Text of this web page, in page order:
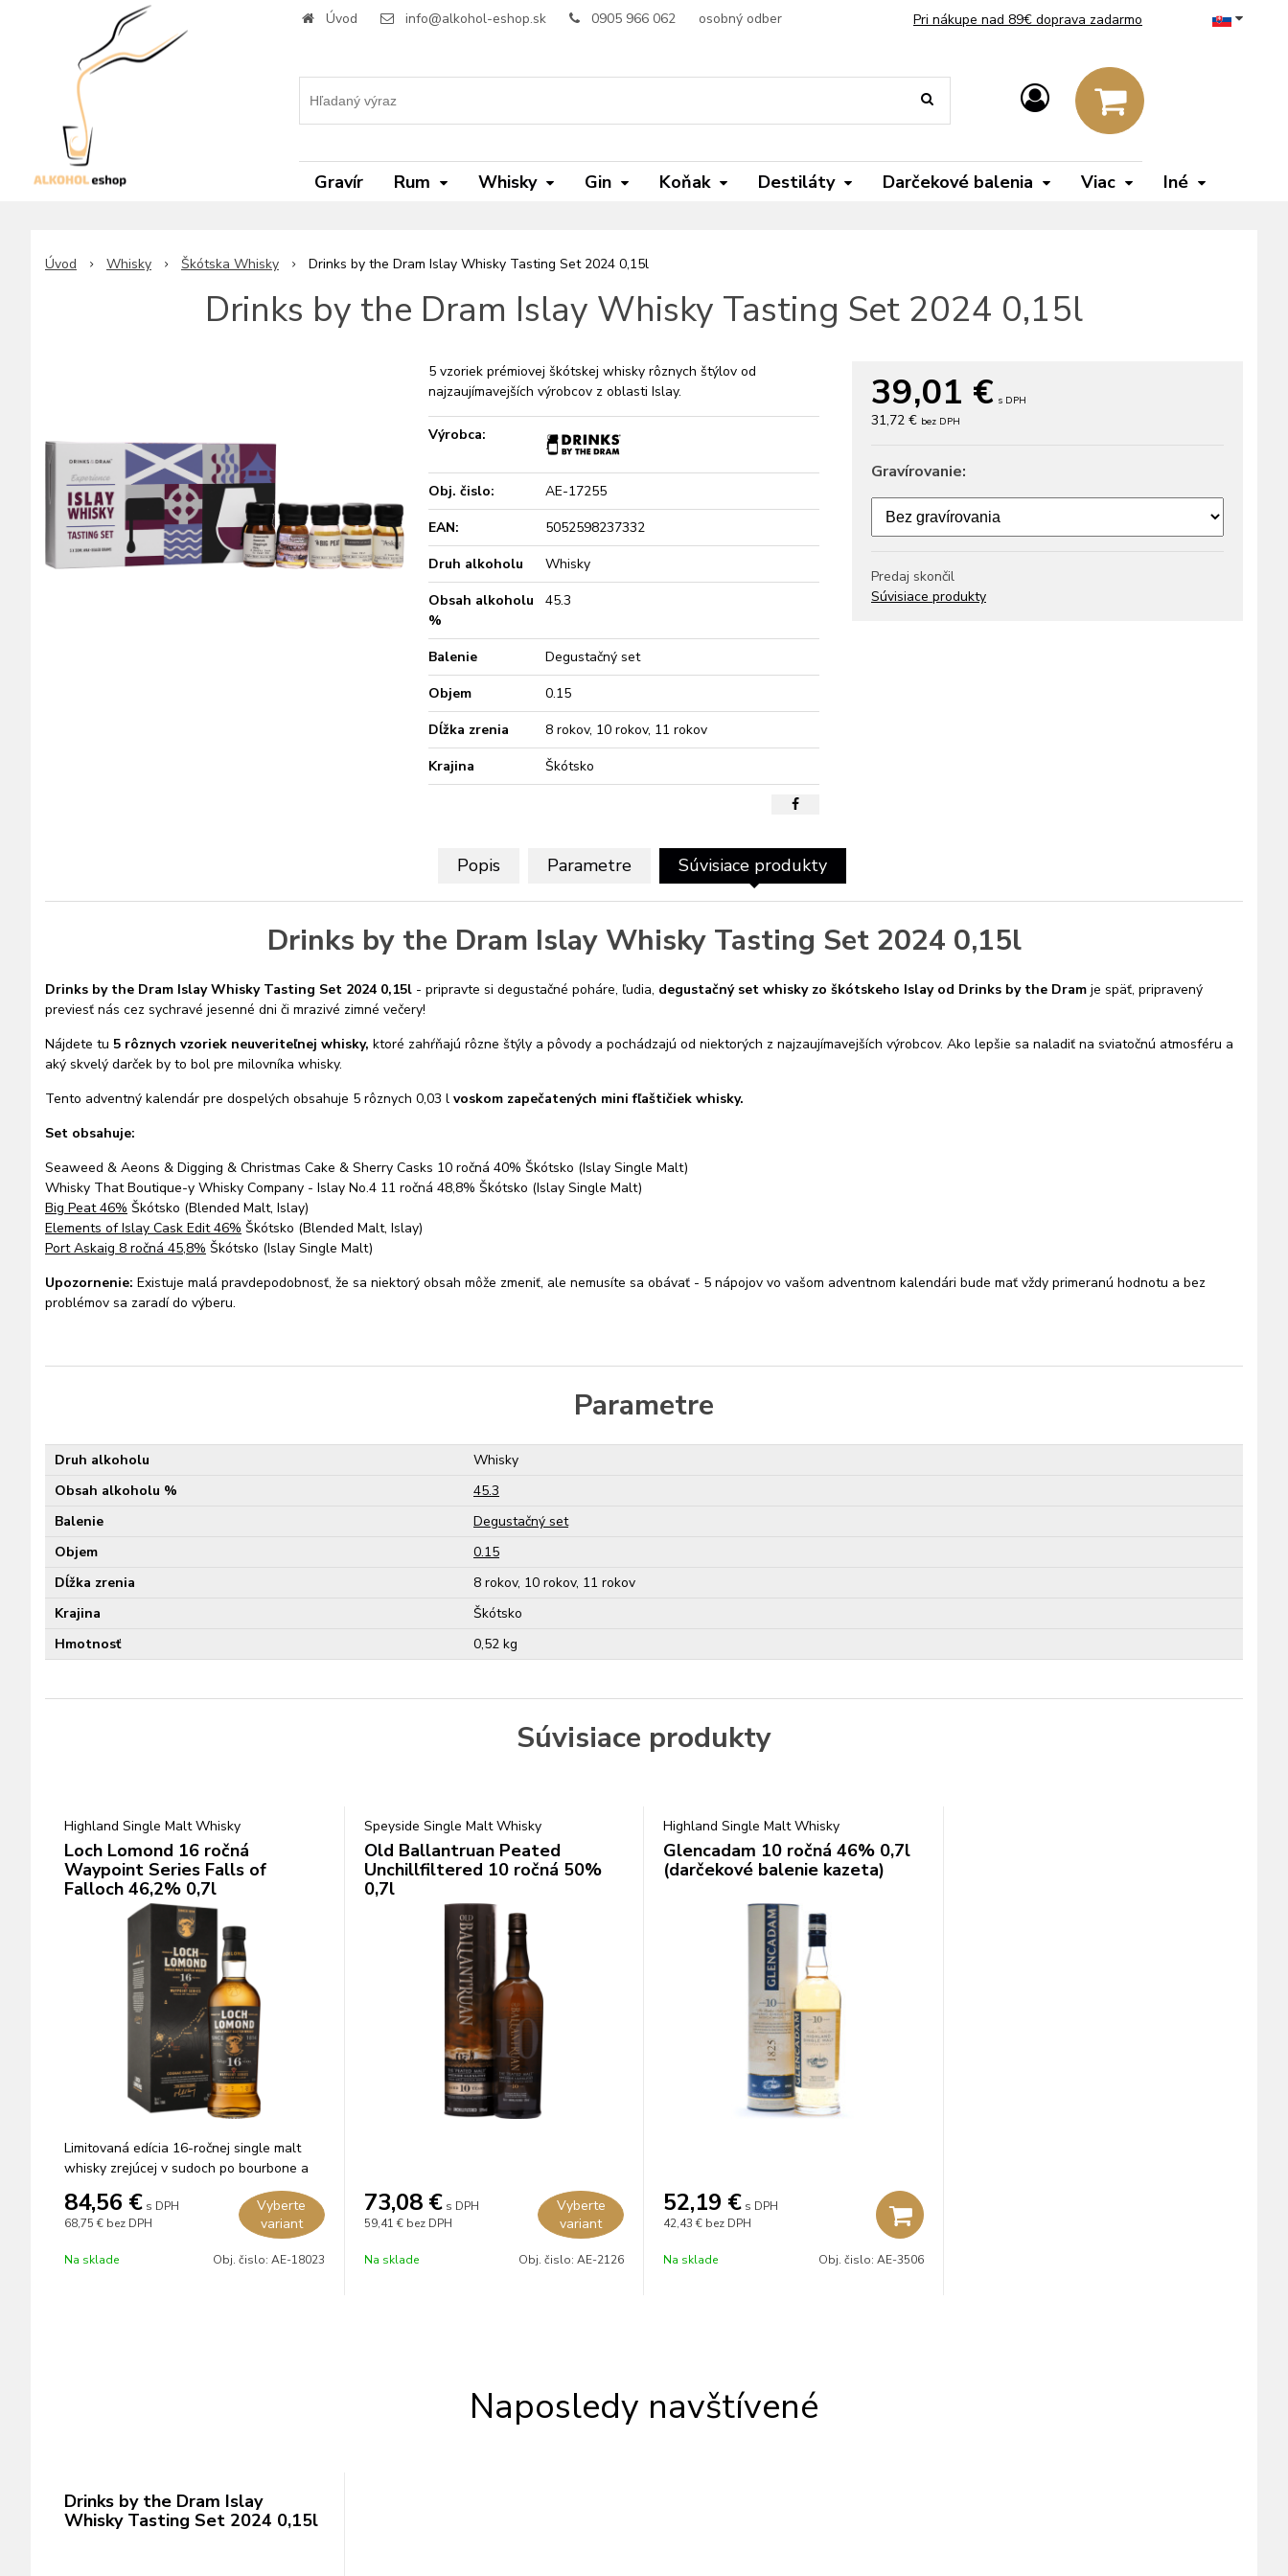
Úvod info@alkohol-eshop.sk 0905 966 062 osobný odber Pri nákupe nad 89€ doprava zadarmo
Gravír Rum Whisky Gin Koňak Destiláty Darčekové balenia Viac Iné
Úvod Whisky Škótska Whisky Drinks by the Dram Islay Whisky Tasting Set 2024 0,15l
Drinks by the Dram Islay Whisky Tasting Set 2024 0,15l
39,01 € s DPH
31,72 € bez DPH
Gravírovanie:
Predaj skončil
Súvisiace produkty
5 vzoriek prémiovej škótskej whisky rôznych štýlov od
najzaujímavejších výrobcov z oblasti Islay.
Výrobca:
Obj. čislo:
AE-17255
EAN:
5052598237332
Druh alkoholu
Whisky
Obsah alkoholu
%
45.3
Balenie
Degustačný set
Objem
0.15
Dĺžka zrenia
8 rokov, 10 rokov, 11 rokov
Krajina
Škótsko
Popis Parametre Súvisiace produkty
Drinks by the Dram Islay Whisky Tasting Set 2024 0,15l
Drinks by the Dram Islay Whisky Tasting Set 2024 0,15l - pripravte si degustačné poháre, ľudia, degustačný set whisky zo škótskeho Islay od Drinks by the Dram je späť, pripravený
previesť nás cez sychravé jesenné dni či mrazivé zimné večery!
Nájdete tu 5 rôznych vzoriek neuveriteľnej whisky, ktoré zahŕňajú rôzne štýly a pôvody a pochádzajú od niektorých z najzaujímavejších výrobcov. Ako lepšie sa naladiť na sviatočnú atmosféru a
aký skvelý darček by to bol pre milovníka whisky.
Tento adventný kalendár pre dospelých obsahuje 5 rôznych 0,03 l voskom zapečatených mini fľaštičiek whisky.
Set obsahuje:
Seaweed & Aeons & Digging & Christmas Cake & Sherry Casks 10 ročná 40% Škótsko (Islay Single Malt)
Whisky That Boutique-y Whisky Company - Islay No.4 11 ročná 48,8% Škótsko (Islay Single Malt)
Big Peat 46% Škótsko (Blended Malt, Islay)
Elements of Islay Cask Edit 46% Škótsko (Blended Malt, Islay)
Port Askaig 8 ročná 45,8% Škótsko (Islay Single Malt)
Upozornenie: Existuje malá pravdepodobnosť, že sa niektorý obsah môže zmeniť, ale nemusíte sa obávať - 5 nápojov vo vašom adventnom kalendári bude mať vždy primeranú hodnotu a bez
problémov sa zaradí do výberu.
Parametre
Druh alkoholu
Whisky
Obsah alkoholu %
45.3
Balenie
Degustačný set
Objem
0.15
Dĺžka zrenia
8 rokov, 10 rokov, 11 rokov
Krajina
Škótsko
Hmotnosť
0,52 kg
Súvisiace produkty
Highland Single Malt Whisky
Loch Lomond 16 ročná
Waypoint Series Falls of
Falloch 46,2% 0,7l
Limitovaná edícia 16-ročnej single malt
whisky zrejúcej v sudoch po bourbone a
84,56 € s DPH
68,75 € bez DPH
Vyberte
variant
Na sklade Obj. čislo: AE-18023
Speyside Single Malt Whisky
Old Ballantruan Peated
Unchillfiltered 10 ročná 50%
0,7l
73,08 € s DPH
59,41 € bez DPH
Vyberte
variant
Na sklade Obj. čislo: AE-2126
Highland Single Malt Whisky
Glencadam 10 ročná 46% 0,7l
(darčekové balenie kazeta)
52,19 € s DPH
42,43 € bez DPH
Na sklade Obj. čislo: AE-3506
Naposledy navštívené
Drinks by the Dram Islay
Whisky Tasting Set 2024 0,15l